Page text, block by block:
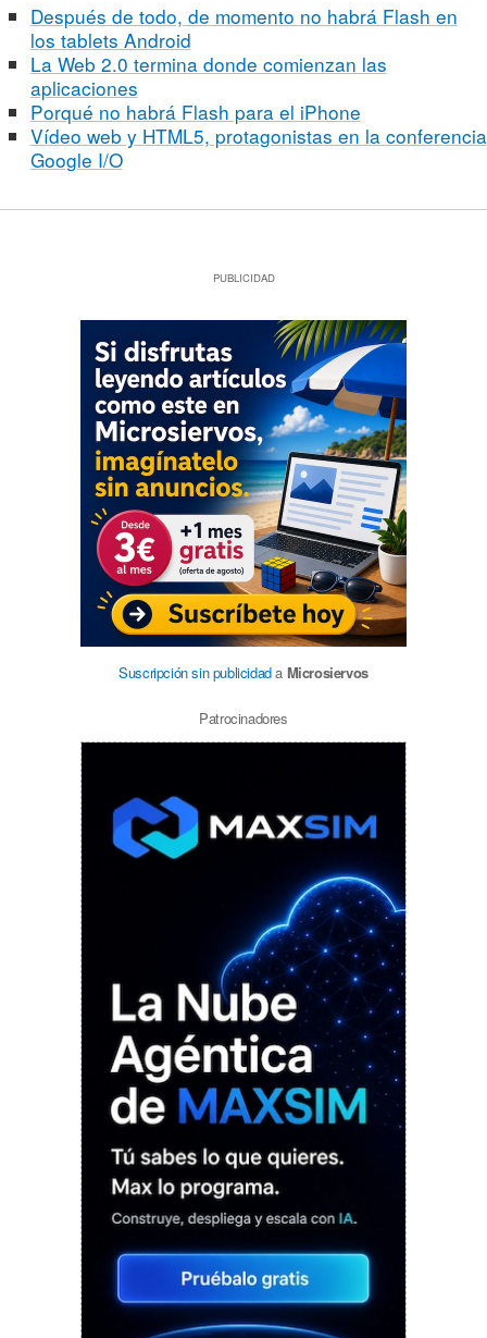
Después de todo, de momento no habrá Flash en
los tablets Android
La Web 2.0 termina donde comienzan las
aplicaciones
Porqué no habrá Flash para el iPhone
Vídeo web y HTML5, protagonistas en la conferencia
Google I/O
PUBLICIDAD
Suscripción sin publicidada Microsiervos
Patrocinadores